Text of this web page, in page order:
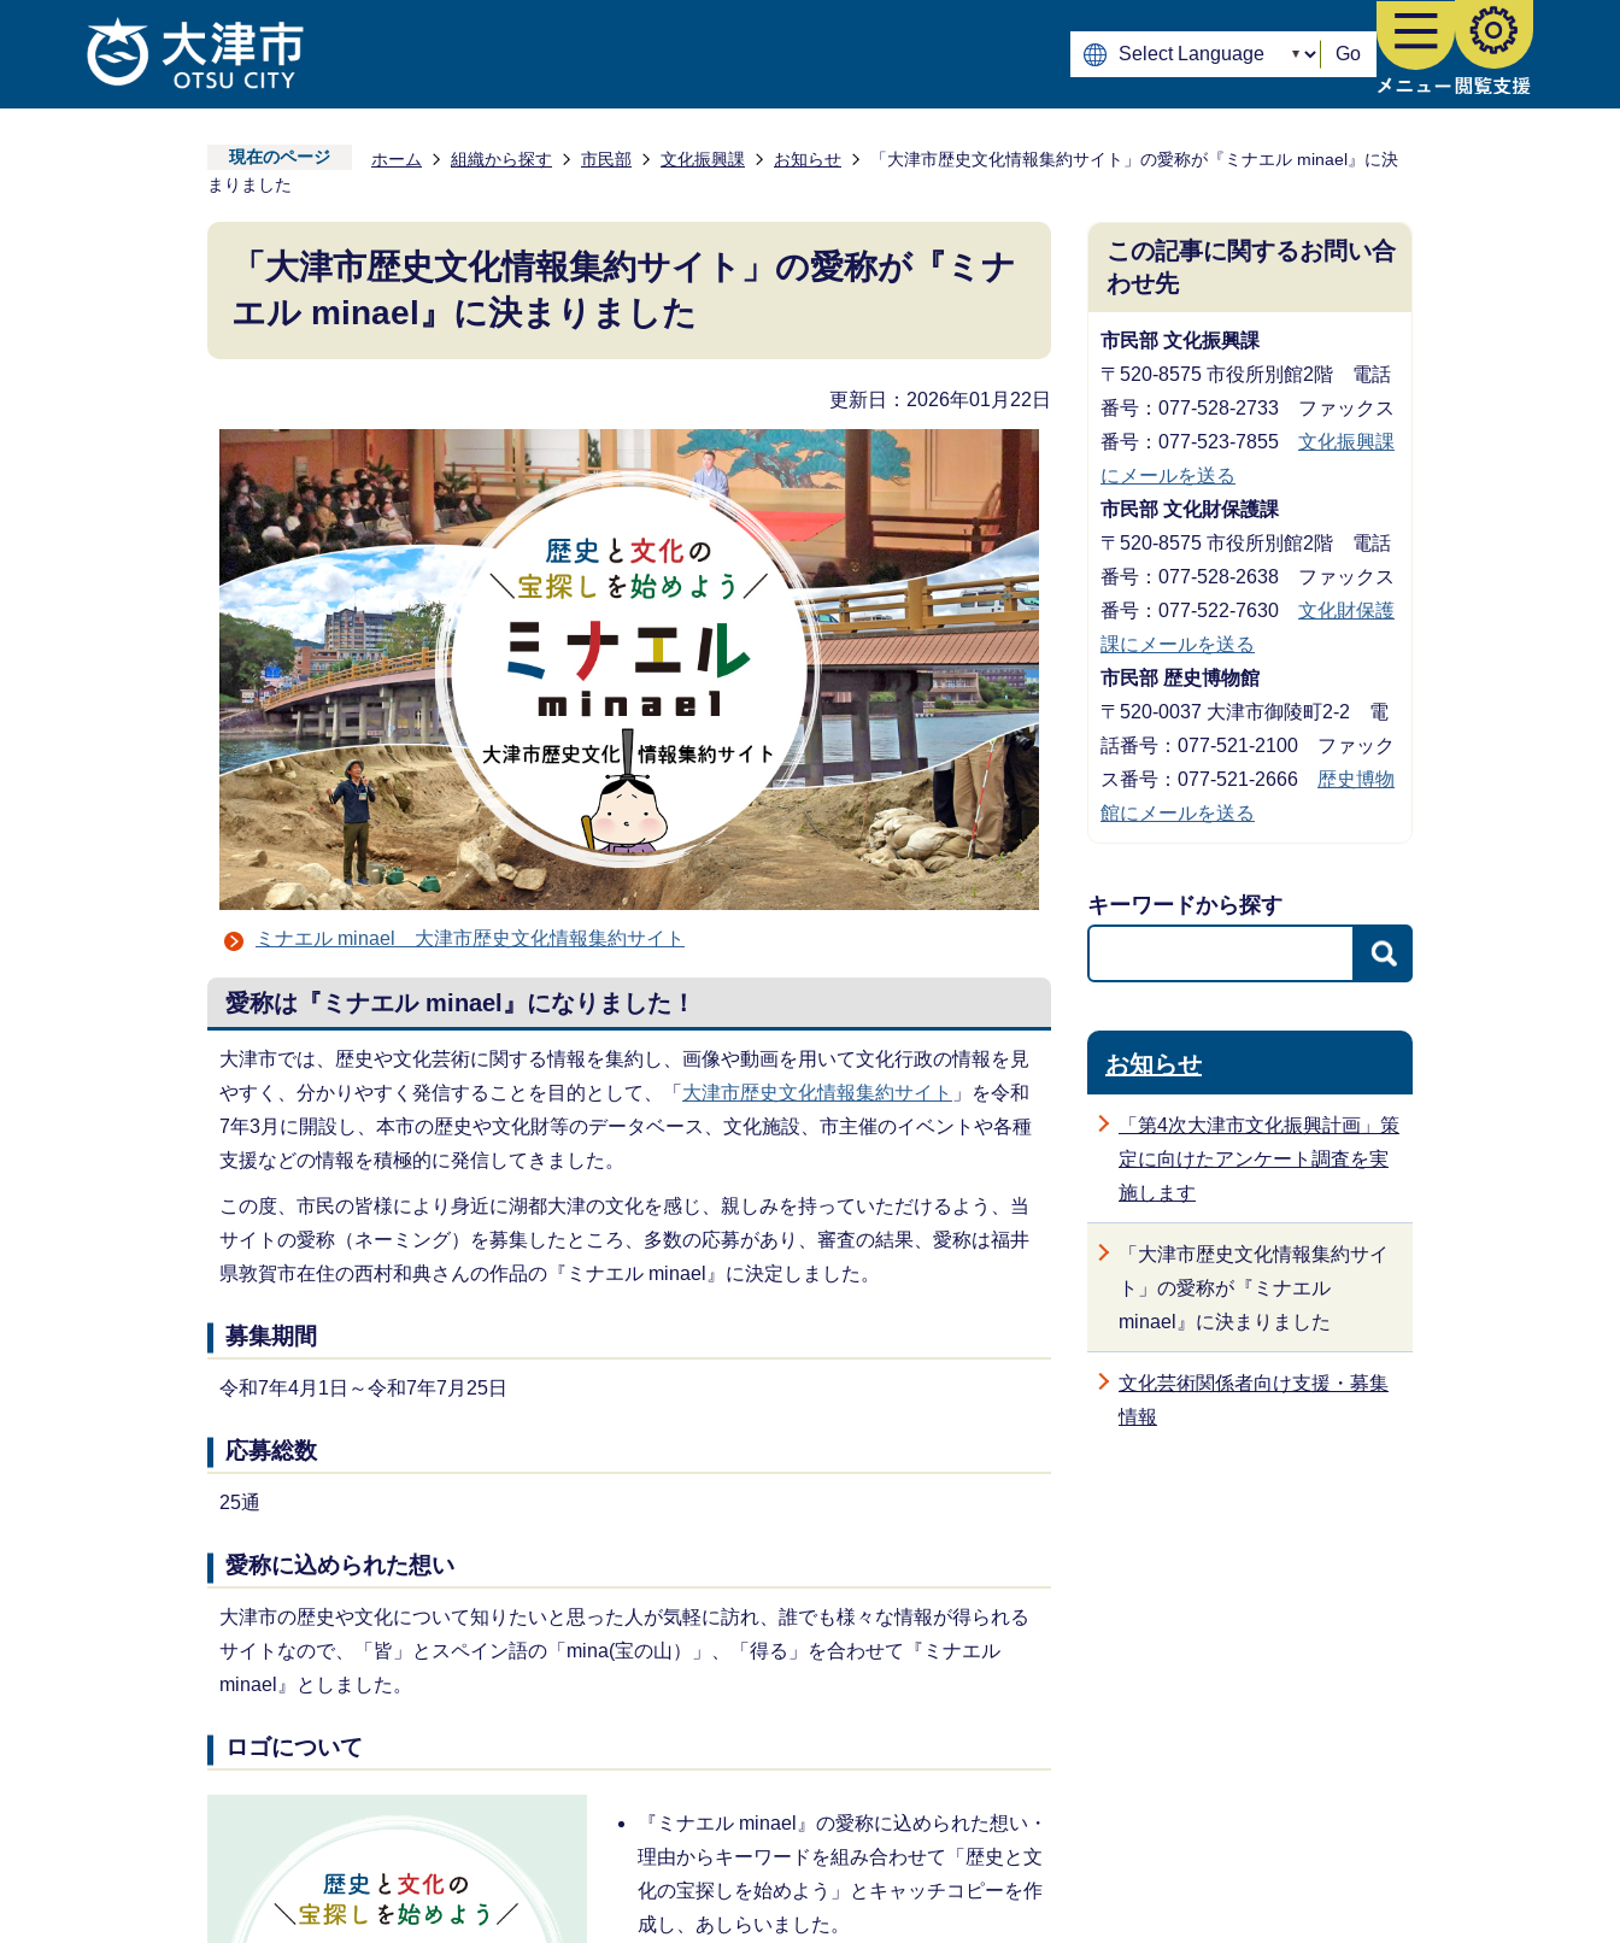
Go
現在のページ ホーム 組織から探す 市民部 文化振興課 お知らせ
「大津市歴史文化情報集約サイト」の愛称が『ミナエル minael』に決
まりました
「大津市歴史文化情報集約サイト」の愛称が『ミナ
エル minael』に決まりました
更新日：2026年01月22日
ミナエル minael 大津市歴史文化情報集約サイト
愛称は『ミナエル minael』になりました！
大津市では、歴史や文化芸術に関する情報を集約し、画像や動画を用いて文化行政の情報を見
やすく、分かりやすく発信することを目的として、「 大津市歴史文化情報集約サイト 」を令和
7年3月に開設し、本市の歴史や文化財等のデータベース、文化施設、市主催のイベントや各種
支援などの情報を積極的に発信してきました。
この度、市民の皆様により身近に湖都大津の文化を感じ、親しみを持っていただけるよう、当
サイトの愛称（ネーミング）を募集したところ、多数の応募があり、審査の結果、愛称は福井
県敦賀市在住の西村和典さんの作品の『ミナエル minael』に決定しました。
募集期間
令和7年4月1日～令和7年7月25日
応募総数
25通
愛称に込められた想い
大津市の歴史や文化について知りたいと思った人が気軽に訪れ、誰でも様々な情報が得られる
サイトなので、「皆」とスペイン語の「mina(宝の山）」、「得る」を合わせて『ミナエル
minael』としました。
ロゴについて
『ミナエル minael』の愛称に込められた想い・
理由からキーワードを組み合わせて「歴史と文
化の宝探しを始めよう」とキャッチコピーを作
成し、あしらいました。
この記事に関するお問い合
わせ先
市民部 文化振興課
〒520-8575 市役所別館2階 電話
番号：077-528-2733 ファックス
番号：077-523-7855 文化振興課
にメールを送る
市民部 文化財保護課
〒520-8575 市役所別館2階 電話
番号：077-528-2638 ファックス
番号：077-522-7630 文化財保護
課にメールを送る
市民部 歴史博物館
〒520-0037 大津市御陵町2-2 電
話番号：077-521-2100 ファック
ス番号：077-521-2666 歴史博物
館にメールを送る
キーワードから探す
お知らせ
「第4次大津市文化振興計画」策
定に向けたアンケート調査を実
施します
「大津市歴史文化情報集約サイ
ト」の愛称が『ミナエル
minael』に決まりました
文化芸術関係者向け支援・募集
情報